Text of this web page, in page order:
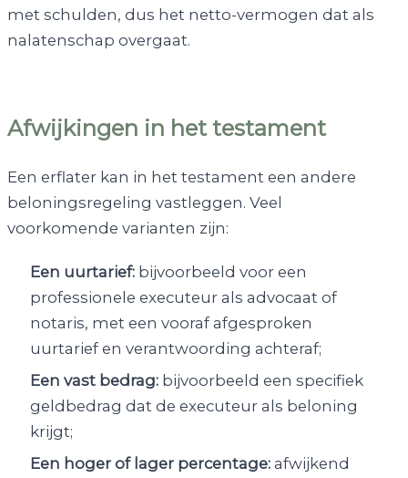
met schulden, dus het netto-vermogen dat als
nalatenschap overgaat.
Afwijkingen in het testament
Een erflater kan in het testament een andere
beloningsregeling vastleggen. Veel
voorkomende varianten zijn:
Een uurtarief: bijvoorbeeld voor een
professionele executeur als advocaat of
notaris, met een vooraf afgesproken
uurtarief en verantwoording achteraf;
Een vast bedrag: bijvoorbeeld een specifiek
geldbedrag dat de executeur als beloning
krijgt;
Een hoger of lager percentage: afwijkend